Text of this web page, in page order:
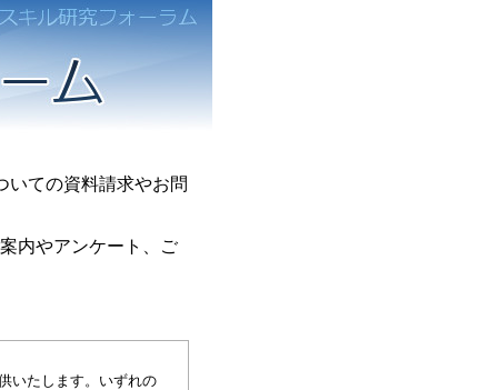
ての資料請求やお問
内やアンケート、ご
いたします。いずれの